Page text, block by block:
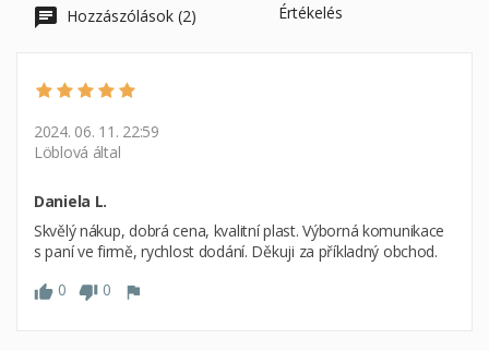
Hozzászólások (2) Értékelés
2024. 06. 11. 22:59
Löblová által
Daniela L.
Skvělý nákup, dobrá cena, kvalitní plast. Výborná komunikace
s paní ve firmě, rychlost dodání. Děkuji za příkladný obchod.
0
0